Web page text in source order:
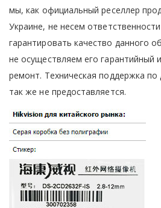
мы, как официальный реселлер
Украине, не несем
гарантировать качество данного
не осуществляем его гарантийный
ремонт. Техническая поддержка
так же не предоставляется.